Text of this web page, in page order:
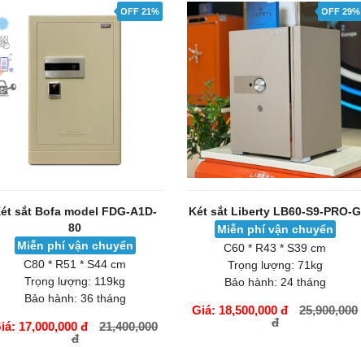
OFF 21%
sắt Bofa model FDG-A1D-
80
Miễn phí vận chuyển
C80 * R51 * S44 cm
Trọng lượng: 119kg
Bảo hành: 36 tháng
17,000,000 đ
21,400,000
đ
OFF 29%
Két sắt Liberty LB60-S9-PRO-G
Miễn phí vận chuyển
C60 * R43 * S39 cm
Trọng lượng: 71kg
Bảo hành: 24 tháng
Giá: 18,500,000 đ
25,900,000
đ